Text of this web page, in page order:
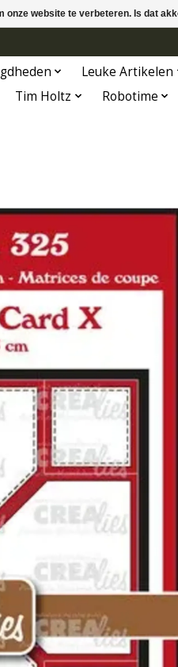
Leuke Artikelen
Tim Holtz Robotime
onze website te verbeteren. Is dat